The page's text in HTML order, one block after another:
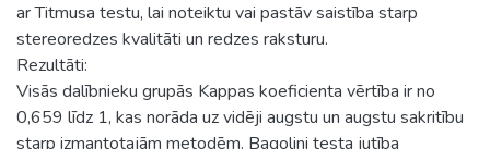
ar Titmusa testu, lai noteiktu vai pastāv saistība starp
stereoredzes kvalitāti un redzes raksturu.
Rezultāti:
Visās dalībnieku grupās Kappas koeficienta vērtība ir no
0,659 līdz 1, kas norāda uz vidēji augstu un augstu sakritību
starp izmantotajām metodēm. Bagolini testa jutība